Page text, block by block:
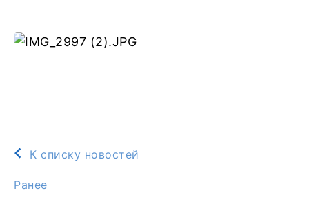
К списку новостей
Ранее